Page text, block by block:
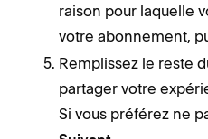
raison pour laquelle
votre abonnement,
Remplissez le reste
partager votre
Si vous préférez ne